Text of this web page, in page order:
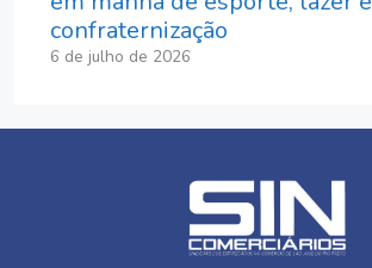
confraternização
6 de julho de 2026